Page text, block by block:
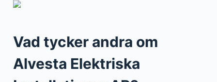
Vad tycker andra om
Alvesta Elektriska